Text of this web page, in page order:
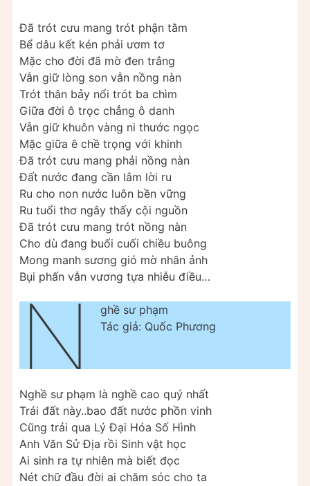
Đã trót cưu mang trót phận tằm
Bể dâu kết kén phải ươm tơ
Mặc cho đời đã mờ đen trắng
Vẫn giữ lòng son vẫn nồng nàn
Trót thân bảy nổi trót ba chìm
Giữa đời ô trọc chẳng ô danh
Vẫn giữ khuôn vàng ni thước ngọc
Mặc giữa ê chề trọng với khinh
Đã trót cưu mang phải nồng nàn
Đất nước đang cần lắm lời ru
Ru cho non nước luôn bền vững
Ru tuổi thơ ngây thấy cội nguồn
Đã trót cưu mang trót nồng nàn
Cho dù đang buổi cuối chiều buông
Mong manh sương gió mờ nhân ảnh
Bụi phấn vẫn vương tựa nhiễu điều…
N
ghề sư phạm
Tác giả: Quốc Phương
Nghề sư phạm là nghề cao quý nhất
Trái đất này..bao đất nước phồn vinh
Cũng trải qua Lý Đại Hóa Số Hình
Anh Văn Sử Địa rồi Sinh vật học
Ai sinh ra tự nhiên mà biết đọc
Nét chữ đầu đời ai chăm sóc cho ta